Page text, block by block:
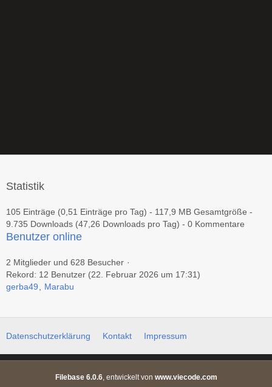
Statistik
105 Einträge (0,51 Einträge pro Tag) - 117,9 MB Gesamtgröße -
9.735 Downloads (47,26 Downloads pro Tag) - 0 Kommentare
Benutzer online
2 Mitglieder und 628 Besucher
Rekord: 12 Benutzer (22. Februar 2026 um 17:31)
gerba49
Marabu
Datenschutzerklärung Kontakt Impressum
Filebase 6.0.6, entwickelt von www.viecode.com